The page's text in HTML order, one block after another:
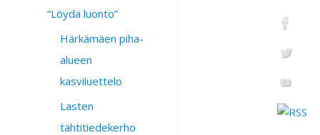
“Löydä luonto”
Härkämäen piha-
alueen
kasviluettelo
Lasten
tähtitiedekerho